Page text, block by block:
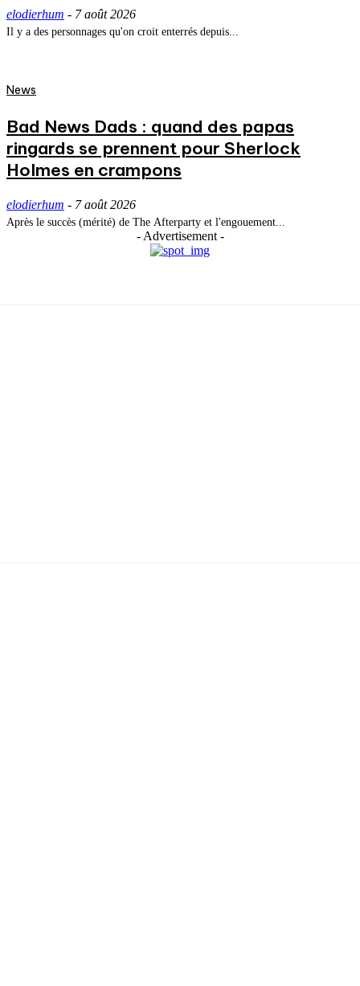
elodierhum - 7 août 2026
Il y a des personnages qu'on croit enterrés depuis...
News
Bad News Dads : quand des papas
ringards se prennent pour Sherlock
Holmes en crampons
elodierhum - 7 août 2026
Après le succès (mérité) de The Afterparty et l'engouement...
- Advertisement -